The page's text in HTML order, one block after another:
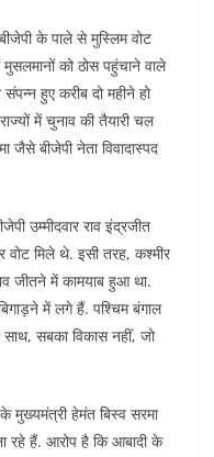
के पाले से मुस्लिम वोट
को ठोस पहुंचाने वाले
हुए करीब दो महीने हो
में चुनाव की तैयारी चल
जैसे बीजेपी नेता विवादास्पद
उम्मीदवार राव इंद्रजीत
वोट मिले थे. इसी तरह, कश्मीर
जीतने में कामयाब हुआ था.
में लगे हैं. पश्चिम बंगाल
साथ, सबका विकास नहीं, जो
हेमंत बिस्व सरमा
रहे हैं. आरोप है कि आबादी के